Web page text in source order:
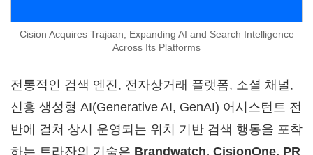
Cision Acquires Trajaan, Expanding AI and Search Intelligence
Across Its Platforms
전통적인 검색 엔진, 전자상거래 플랫폼, 소셜 채널,
신흥 생성형 AI(Generative AI, GenAI) 어시스턴트 전
반에 걸쳐 상시 운영되는 위치 기반 검색 행동을 포착
하는 트라잔의 기술은 Brandwatch, CisionOne, PR